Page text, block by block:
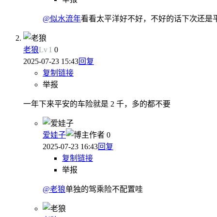
@似水流年看看太平洋好不好，不好的话下次还是
老狼Lv1 0
2025-07-23 15:43回复
复制链接
举报
一年下来平安的车险就是 2 千，多的都不要
爱娃子 作者 0
2025-07-23 16:43回复
复制链接
举报
@老狼单独的驾乘险不配置哇